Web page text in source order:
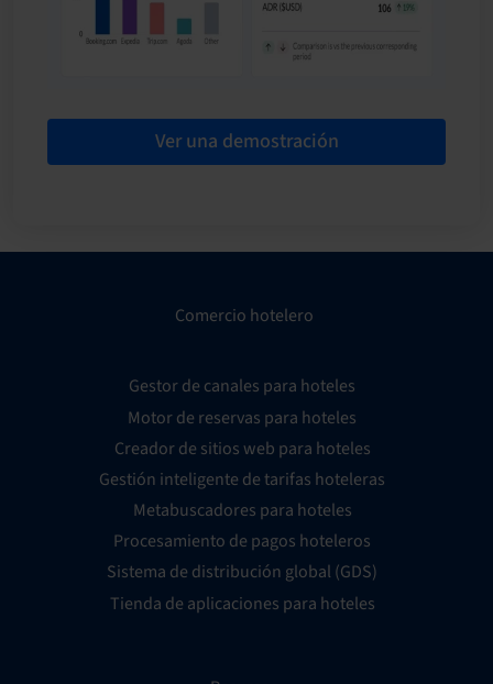
Ver una demostración
Comercio hotelero
Gestor de canales para hoteles
Motor de reservas para hoteles
Creador de sitios web para hoteles
Gestión inteligente de tarifas hoteleras
Metabuscadores para hoteles
Procesamiento de pagos hoteleros
Sistema de distribución global (GDS)
Tienda de aplicaciones para hoteles